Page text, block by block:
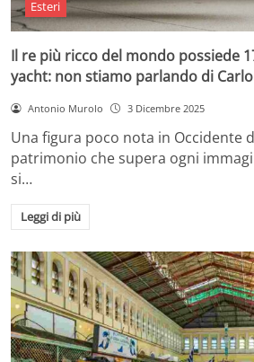
Esteri
Il re più ricco del mondo possiede
yacht: non stiamo parlando di Carlo
Antonio Murolo 3 Dicembre 2025
Una figura poco nota in Occidente
patrimonio che supera ogni
si…
Leggi di più